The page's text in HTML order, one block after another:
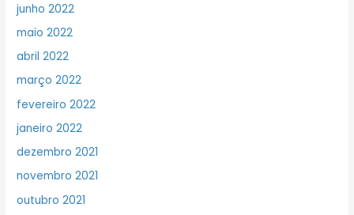
junho 2022
maio 2022
abril 2022
março 2022
fevereiro 2022
janeiro 2022
dezembro 2021
novembro 2021
outubro 2021